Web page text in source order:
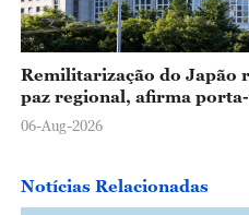
Remilitarização do Japão
paz regional, afirma
06-Aug-2026
Notícias Relacionadas